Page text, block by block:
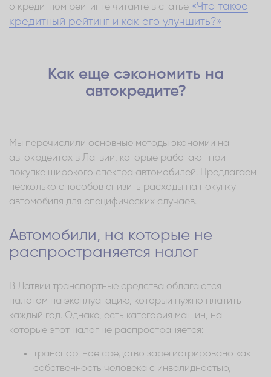
о кредитном рейтинге читайте в статье «Что такое
кредитный рейтинг и как его улучшить?»
Как еще сэкономить на
автокредите?
Мы перечислили основные методы экономии на
автокрдеитах в Латвии, которые работают при
покупке широкого спектра автомобилей. Предлагаем
несколько способов снизить расходы на покупку
автомобиля для специфических случаев.
Автомобили, на которые не
распространяется налог
В Латвии транспортные средства облагаются
налогом на эксплуатацию, который нужно платить
каждый год. Однако, есть категория машин, на
которые этот налог не распространяется:
транспортное средство зарегистрировано как
собственность человека с инвалидностью,